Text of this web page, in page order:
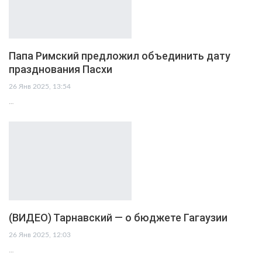
Папа Римский предложил объединить дату
празднования Пасхи
26 Янв 2025, 13:54
…
(ВИДЕО) Тарнавский — о бюджете Гагаузии
26 Янв 2025, 12:03